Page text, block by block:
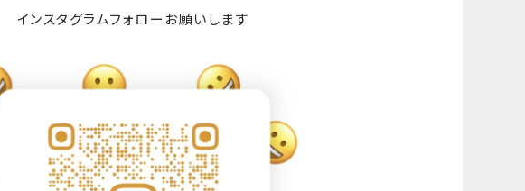
インスタグラムフォローお願いします